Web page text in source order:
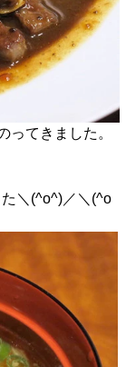
ってきました。
＼(^o^)／＼(^o